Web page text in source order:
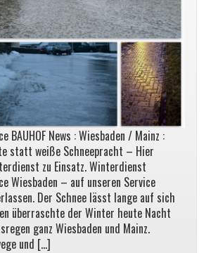
BAUHOF News : Wiesbaden / Mainz :
statt weiße Schneepracht – Hier
zu Einsatz. Winterdienst
Wiesbaden – auf unseren Service
Der Schnee lässt lange auf sich
überraschte der Winter heute Nacht
ganz Wiesbaden und Mainz.
und […]